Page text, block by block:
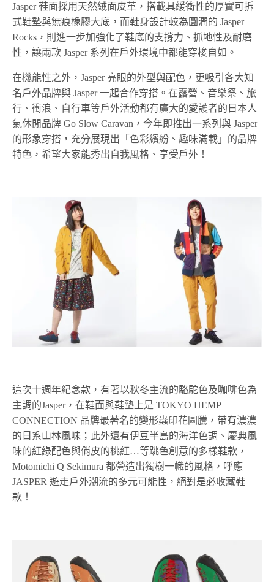
Jasper 鞋面採用天然絨面皮革，搭載具緩衝性的厚實可拆
式鞋墊與無痕橡膠大底，而鞋身設計較為圓潤的 Jasper
Rocks，則進一步加強化了鞋底的支撐力、抓地性及耐磨
性，讓兩款 Jasper 系列在戶外環境中都能穿梭自如。
在機能性之外，Jasper 亮眼的外型與配色，更吸引各大知
名戶外品牌與 Jasper 一起合作穿搭。在露營、音樂祭、旅
行、衝浪、自行車等戶外活動都有廣大的愛護者的日本人
氣休閒品牌 Go Slow Caravan，今年即推出一系列與 Jasper
的形象穿搭，充分展現出「色彩繽紛、趣味滿載」的品牌
特色，希望大家能秀出自我風格、享受戶外！
這次十週年紀念款，有著以秋冬主流的駱駝色及咖啡色為
主調的Jasper，在鞋面與鞋墊上是 TOKYO HEMP
CONNECTION 品牌最著名的變形蟲印花圖騰，帶有濃濃
的日系山林風味；此外還有伊豆半島的海洋色調、慶典風
味的紅綠配色與俏皮的桃紅…等跳色創意的多樣鞋款，
Motomichi Q Sekimura 都營造出獨樹一幟的風格，呼應
JASPER 遊走戶外潮流的多元可能性，絕對是必收藏鞋
款！